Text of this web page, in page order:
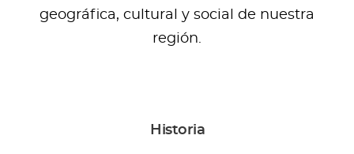
geográfica, cultural y social de nuestra
región.
Historia